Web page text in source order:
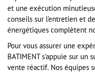
et une exécution
conseils sur l'entretien et
énergétiques complètent
Pour vous assurer une
BATIMENT s'appuie sur un
vente réactif. Nos équipes